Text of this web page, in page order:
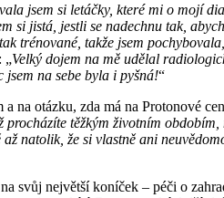
jsem si letáčky, které mi o mojí
si jistá, jestli se nadechnu tak,
trénované, takže jsem
„Velký dojem na mě udělal
jsem na sebe byla i pyšná!“
na otázku, zda má na Protonové
těžkým životním obdobím,
natolik, že si vlastně ani
svůj největší koníček – péči o